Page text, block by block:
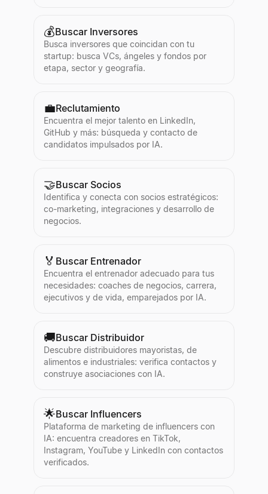
💰Buscar Inversores
Busca inversores que coincidan con tu
startup: busca VCs, ángeles y fondos por
etapa, sector y geografía.
💼Reclutamiento
Encuentra el mejor talento en LinkedIn,
GitHub y más: búsqueda y contacto de
candidatos impulsados por IA.
🤝Buscar Socios
Identifica y conecta con socios estratégicos:
co-marketing, integraciones y desarrollo de
negocios.
🏅 Buscar Entrenador
Encuentra el entrenador adecuado para tus
necesidades: coaches de negocios, carrera,
ejecutivos y de vida, emparejados por IA.
🚚Buscar Distribuidor
Descubre distribuidores mayoristas, de
alimentos e industriales: verifica contactos y
construye asociaciones con IA.
🌟Buscar Influencers
Plataforma de marketing de influencers con
IA: encuentra creadores en TikTok,
Instagram, YouTube y LinkedIn con contactos
verificados.